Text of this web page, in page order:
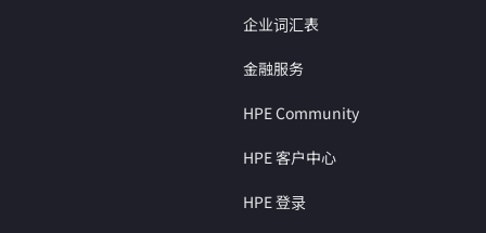
企业词汇表
金融服务
HPE Community
HPE 客户中心
HPE 登录